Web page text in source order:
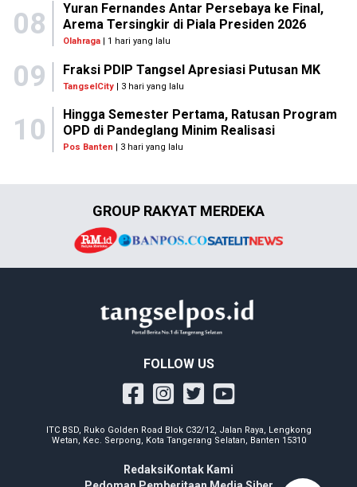
08
Yuran Fernandes Antar Persebaya ke Final,
Arema Tersingkir di Piala Presiden 2026
Olahraga| 1 hari yang lalu
09 Fraksi PDIP Tangsel Apresiasi Putusan MK
TangselCity | 3 hari yang lalu
10
Hingga Semester Pertama, Ratusan Program
OPD di Pandeglang Minim Realisasi
Pos Banten | 3 hari yang lalu
GROUP RAKYAT MERDEKA
FOLLOW US
ITC BSD, Ruko Golden Road Blok C32/12, Jalan Raya, Lengkong
Wetan, Kec. Serpong, Kota Tangerang Selatan, Banten 15310
Redaksi Kontak Kami